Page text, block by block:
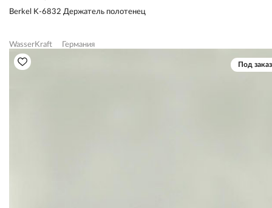
Berkel K-6832 Держатель полотенец
WasserKraft Германия
Под заказ